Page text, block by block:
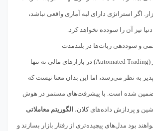
اگر استراتژی دارای لبه آماری واقعی نباشد،
نیز آن را سودده نخواهد کرد.
و سوددهی ربات‌ها در بلندمدت
(Automated Trading) در بازارهای مالی نه تنها
به نظر می‌رسد، اما این بدان معنا نیست که
شده است. با پیشرفت‌های مستمر در هوش
و پردازش داده‌های کلان، الگوریتم معاملاتی
بود مدل‌های پیچیده‌تری از رفتار بازار بسازند و